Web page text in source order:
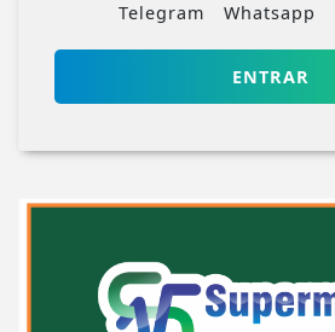
Telegram Whatsapp
ENTRAR